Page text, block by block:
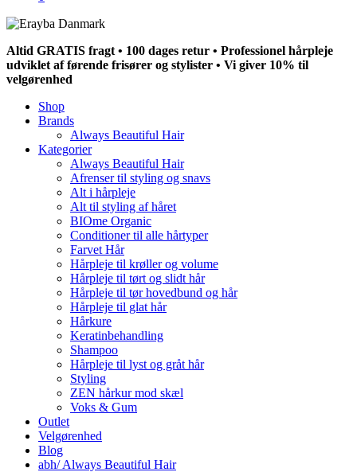
Altid GRATIS fragt • 100 dages retur • Professionel hårpleje
udviklet af førende frisører og stylister • Vi giver 10% til
velgørenhed
Shop
Brands
Always Beautiful Hair
Kategorier
Always Beautiful Hair
Afrenser til styling og snavs
Alt i hårpleje
Alt til styling af håret
BIOme Organic
Conditioner til alle hårtyper
Farvet Hår
Hårpleje til krøller og volume
Hårpleje til tørt og slidt hår
Hårpleje til tør hovedbund og hår
Hårpleje til glat hår
Hårkure
Keratinbehandling
Shampoo
Hårpleje til lyst og gråt hår
Styling
ZEN hårkur mod skæl
Voks & Gum
Outlet
Velgørenhed
Blog
abh/ Always Beautiful Hair